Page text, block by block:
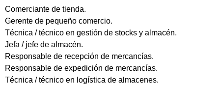
Comerciante de tienda.
Gerente de pequeño comercio.
Técnica / técnico en gestión de stocks y almacén.
Jefa / jefe de almacén.
Responsable de recepción de mercancías.
Responsable de expedición de mercancías.
Técnica / técnico en logística de almacenes.